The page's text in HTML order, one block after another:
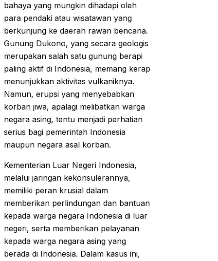
bahaya yang mungkin dihadapi oleh
para pendaki atau wisatawan yang
berkunjung ke daerah rawan bencana.
Gunung Dukono, yang secara geologis
merupakan salah satu gunung berapi
paling aktif di Indonesia, memang kerap
menunjukkan aktivitas vulkaniknya.
Namun, erupsi yang menyebabkan
korban jiwa, apalagi melibatkan warga
negara asing, tentu menjadi perhatian
serius bagi pemerintah Indonesia
maupun negara asal korban.
Kementerian Luar Negeri Indonesia,
melalui jaringan kekonsulerannya,
memiliki peran krusial dalam
memberikan perlindungan dan bantuan
kepada warga negara Indonesia di luar
negeri, serta memberikan pelayanan
kepada warga negara asing yang
berada di Indonesia. Dalam kasus ini,